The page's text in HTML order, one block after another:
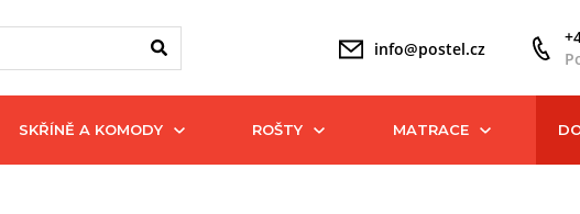
info@postel.cz
SKŘÍNĚ A KOMODY ROŠTY MATRACE